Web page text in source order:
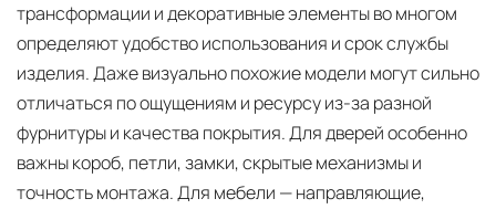
трансформации и декоративные элементы во многом
определяют удобство использования и срок службы
изделия. Даже визуально похожие модели могут сильно
отличаться по ощущениям и ресурсу из-за разной
фурнитуры и качества покрытия. Для дверей особенно
важны короб, петли, замки, скрытые механизмы и
точность монтажа. Для мебели — направляющие,